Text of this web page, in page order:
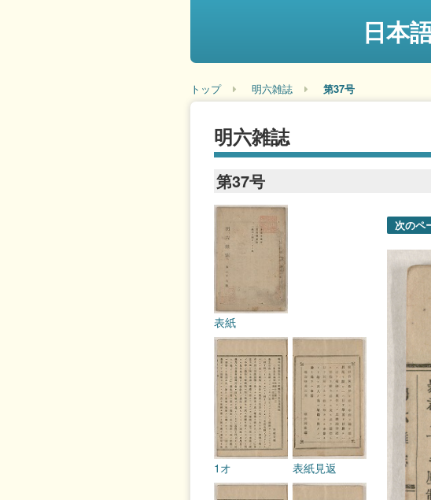
日本
トップ 明六雑誌 第37号
明六雑誌
第37号
次のペ
表紙
表紙見返
1オ